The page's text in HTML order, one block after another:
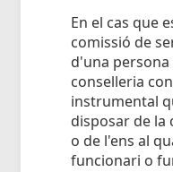
En el cas que
comissió de
d'una
conselleria
instrumental
disposar de la
o de l'ens al
funcionari o